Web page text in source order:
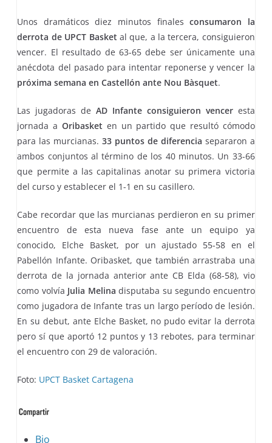
Unos dramáticos diez minutos finales consumaron la
derrota de UPCT Basket al que, a la tercera, consiguieron
vencer. El resultado de 63-65 debe ser únicamente una
anécdota del pasado para intentar reponerse y vencer la
próxima semana en Castellón ante Nou Bàsquet.
Las jugadoras deAD Infante consiguieron venceresta
jornada a Oribasket en un partido que resultó cómodo
para las murcianas.33 puntos de diferencia separaron a
ambos conjuntos al término de los 40 minutos. Un 33-66
que permite a las capitalinas anotar su primera victoria
del curso y establecer el 1-1 en su casillero.
Cabe recordar que las murcianas perdieron en su primer
encuentro de esta nueva fase ante un equipo ya
conocido, Elche Basket, por un ajustado 55-58 en el
Pabellón Infante. Oribasket, que también arrastraba una
derrota de la jornada anterior ante CB Elda (68-58), vio
como volvía Julia Melina disputaba su segundo encuentro
como jugadora de Infante tras un largo período de lesión.
En su debut, ante Elche Basket, no pudo evitar la derrota
pero sí que aportó 12 puntos y 13 rebotes, para terminar
el encuentro con 29 de valoración.
Foto: UPCT Basket Cartagena
The Bio